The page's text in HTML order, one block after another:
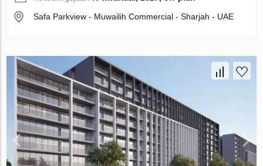
Safa Parkview - Muwailih Commercial - Sharjah - UAE